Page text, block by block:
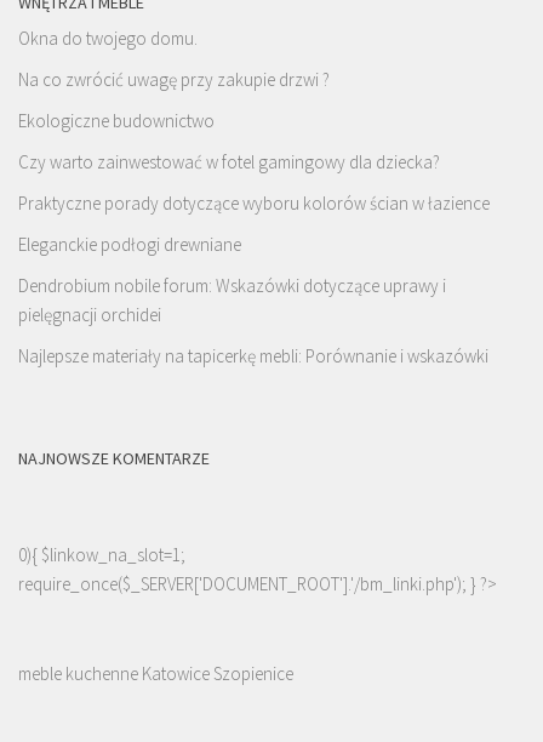
Okna do twojego domu.
Na co zwrócić uwagę przy zakupie drzwi ?
Ekologiczne budownictwo
Czy warto zainwestować w fotel gamingowy dla dziecka?
Praktyczne porady dotyczące wyboru kolorów ścian w łazience
Eleganckie podłogi drewniane
Dendrobium nobile forum: Wskazówki dotyczące uprawy i
pielęgnacji orchidei
Najlepsze materiały na tapicerkę mebli: Porównanie i wskazówki
NAJNOWSZE KOMENTARZE
0){ $linkow_na_slot=1;
require_once($_SERVER['DOCUMENT_ROOT'].'/bm_linki.php'); } ?>
meble kuchenne Katowice Szopienice